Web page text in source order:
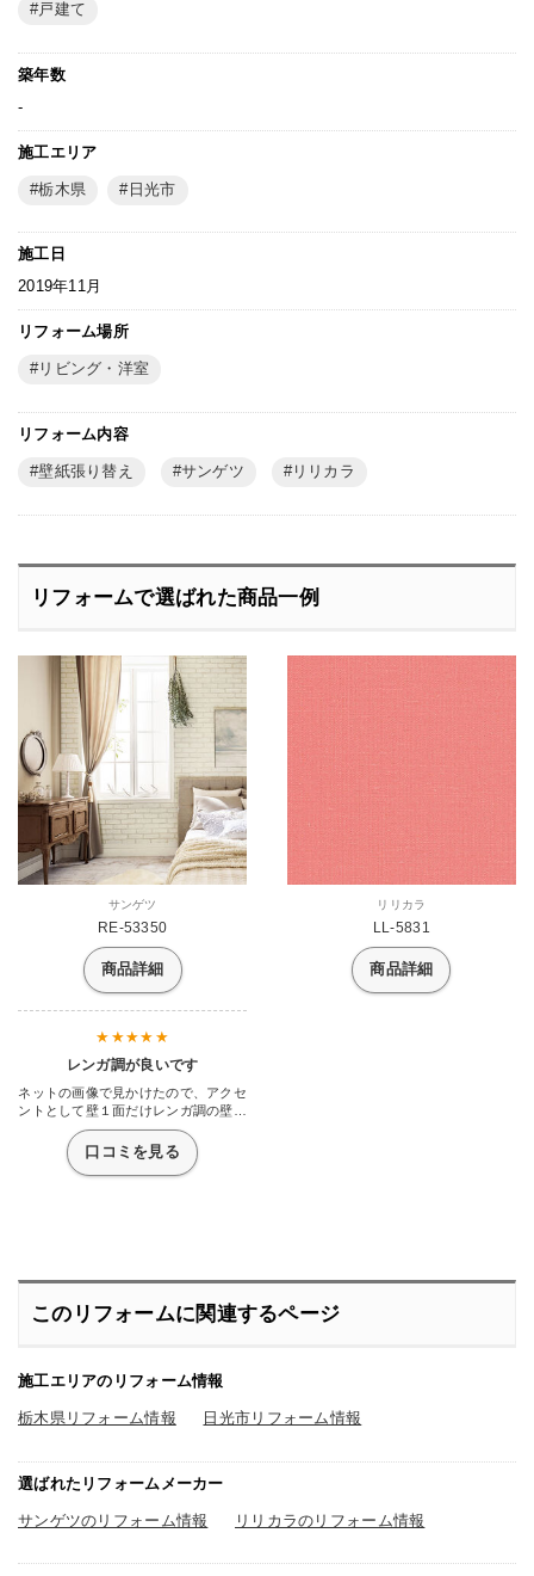
戸建て
築年数
-
施工エリア
栃木県 日光市
施工日
2019年11月
リフォーム場所
リビング・洋室
リフォーム内容
壁紙張り替え サンゲツ リリカラ
リフォームで選ばれた商品一例
サンゲツ
RE-53350
商品詳細
レンガ調が良いです
ネットの画像で見かけたので、アクセ
ントとして壁１面だけレンガ調の壁紙
にしてみたのですが、これが大正解。
家族みんな気に入ってます。
口コミを見る
リリカラ
LL-5831
商品詳細
このリフォームに関連するページ
施工エリアのリフォーム情報
栃木県リフォーム情報 日光市リフォーム情報
選ばれたリフォームメーカー
サンゲツのリフォーム情報 リリカラのリフォーム情報